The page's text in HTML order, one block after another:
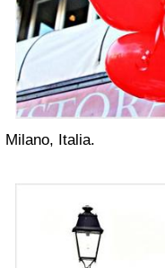
Milano, Italia.